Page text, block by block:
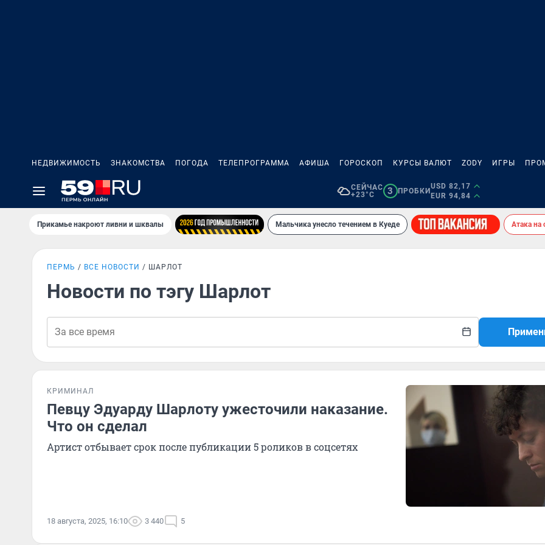
НЕДВИЖИМОСТЬ ЗНАКОМСТВА ПОГОДА ТЕЛЕПРОГРАММА АФИША ГОРОСКОП КУРСЫ ВАЛЮТ ZODY ИГРЫ
СЕЙЧАС
+23°C
3 ПРОБКИ
USD 82,17
EUR 94,84
Прикамье накроют ливни и шквалы Мальчика унесло течением в Куеде Атака на
ПЕРМЬ ВСЕ НОВОСТИ ШАРЛОТ
Новости по тэгу Шарлот
КРИМИНАЛ
Певцу Эдуарду Шарлоту ужесточили наказание.
Что он сделал
Артист отбывает срок после публикации 5 роликов в соцсетях
18 августа, 2025, 16:10 3 440 5